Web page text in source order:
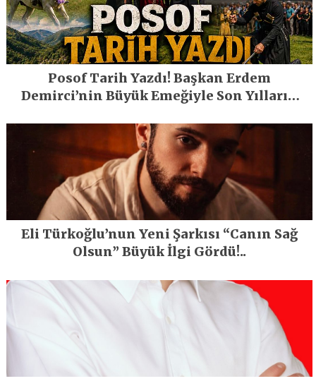
Posof Tarih Yazdı! Başkan Erdem
Demirci’nin Büyük Emeğiyle Son Yılların
Eli Türkoğlu’nun Yeni Şarkısı “Canın Sağ
Olsun” Büyük İlgi Gördü!..